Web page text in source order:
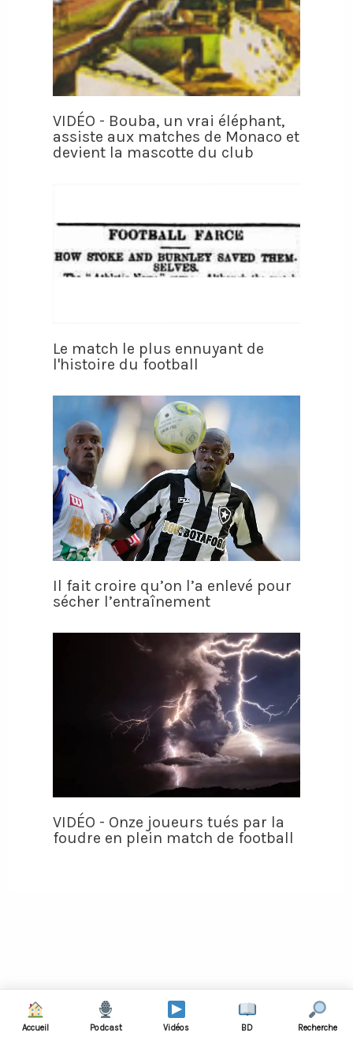
VIDÉO - Bouba, un vrai éléphant,
assiste aux matches de Monaco et
devient la mascotte du club
Le match le plus ennuyant de
l'histoire du football
Il fait croire qu’on l’a enlevé pour
sécher l’entraînement
VIDÉO - Onze joueurs tués par la
foudre en plein match de football
Rechercher :
Accueil Podcast Vidéos BD Recherche